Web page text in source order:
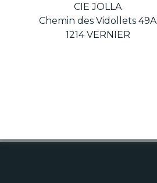
CIE JOLLA
Chemin des Vidollets 49A
1214 VERNIER